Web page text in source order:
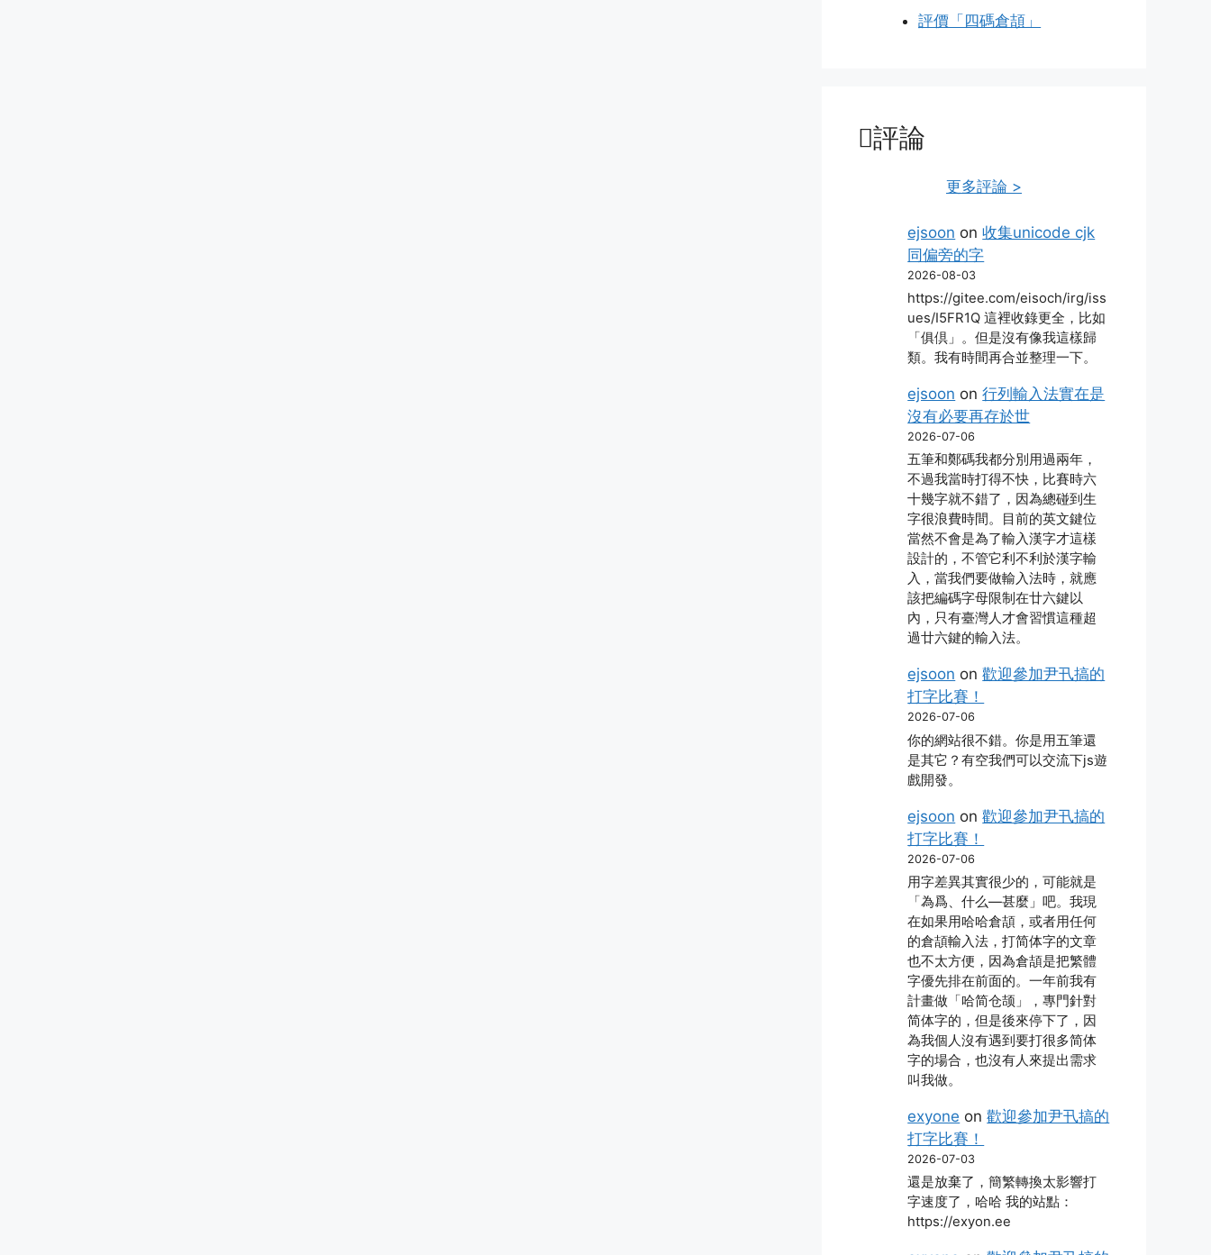
評價「四碼倉頡」
評論
更多評論 >
ejsoon on收集unicode cjk
同偏旁的字
2026-08-03
https://gitee.com/eisoch/irg/iss
ues/I5FR1Q 這裡收錄更全，比如
「俱倶」。但是沒有像我這樣歸
類。我有時間再合並整理一下。
ejsoon on行列輸入法實在是
沒有必要再存於世
2026-07-06
五筆和鄭碼我都分別用過兩年，
不過我當時打得不快，比賽時六
十幾字就不錯了，因為總碰到生
字很浪費時間。目前的英文鍵位
當然不會是為了輸入漢字才這樣
設計的，不管它利不利於漢字輸
入，當我們要做輸入法時，就應
該把編碼字母限制在廿六鍵以
內，只有臺灣人才會習慣這種超
過廿六鍵的輸入法。
ejsoon on歡迎參加尹卂搞的
打字比賽！
2026-07-06
你的網站很不錯。你是用五筆還
是其它？有空我們可以交流下js遊
戲開發。
ejsoon on歡迎參加尹卂搞的
打字比賽！
2026-07-06
用字差異其實很少的，可能就是
「為爲、什么―甚麼」吧。我現
在如果用哈哈倉頡，或者用任何
的倉頡輸入法，打简体字的文章
也不太方便，因為倉頡是把繁體
字優先排在前面的。一年前我有
計畫做「哈简仓颉」，專門針對
简体字的，但是後來停下了，因
為我個人沒有遇到要打很多简体
字的場合，也沒有人來提出需求
叫我做。
exyone on歡迎參加尹卂搞的
打字比賽！
2026-07-03
還是放棄了，簡繁轉換太影響打
字速度了，哈哈 我的站點：
https://exyon.ee